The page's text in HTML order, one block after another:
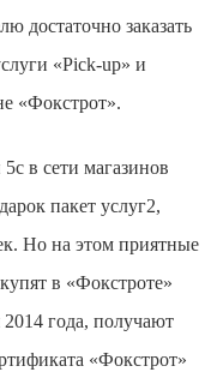
достаточно заказать
«Pick-up» и
«Фокстрот».
в сети магазинов
пакет услуг2,
Но на этом приятные
в «Фокстроте»
года, получают
«Фокстрот»